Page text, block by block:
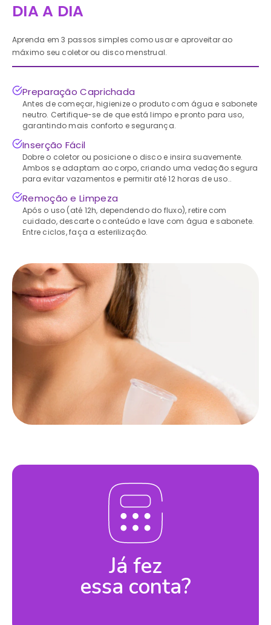
DIA A DIA
Aprenda em 3 passos simples como usar e aproveitar ao
máximo seu coletor ou disco menstrual.
Preparação Caprichada
Antes de começar, higienize o produto com água e sabonete
neutro. Certifique-se de que está limpo e pronto para uso,
garantindo mais conforto e segurança.
Inserção Fácil
Dobre o coletor ou posicione o disco e insira suavemente.
Ambos se adaptam ao corpo, criando uma vedação segura
para evitar vazamentos e permitir até 12 horas de uso..
Remoção e Limpeza
Após o uso (até 12h, dependendo do fluxo), retire com
cuidado, descarte o conteúdo e lave com água e sabonete.
Entre ciclos, faça a esterilização.
Já fez
essa conta?